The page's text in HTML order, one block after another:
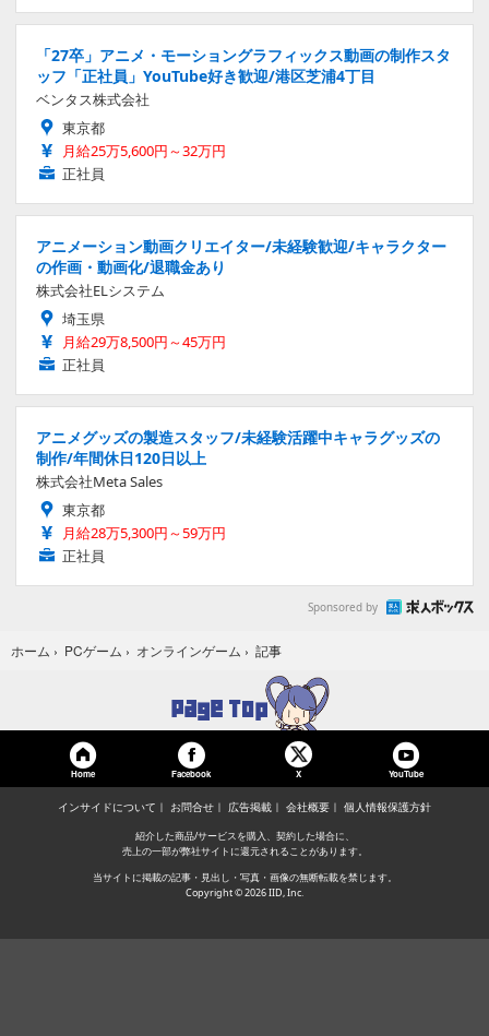
「27卒」アニメ・モーショングラフィックス動画の制作スタ
ッフ「正社員」YouTube好き歓迎/港区芝浦4丁目
ベンタス株式会社
東京都
月給25万5,600円～32万円
正社員
アニメーション動画クリエイター/未経験歓迎/キャラクター
の作画・動画化/退職金あり
株式会社ELシステム
埼玉県
月給29万8,500円～45万円
正社員
アニメグッズの製造スタッフ/未経験活躍中キャラグッズの
制作/年間休日120日以上
株式会社Meta Sales
東京都
月給28万5,300円～59万円
正社員
Sponsored by
ホーム › PCゲーム › オンラインゲーム › 記事
Home Facebook X YouTube
インサイドについて お問合せ 広告掲載 会社概要 個人情報保護方針
紹介した商品/サービスを購入、契約した場合に、
売上の一部が弊社サイトに還元されることがあります。
当サイトに掲載の記事・見出し・写真・画像の無断転載を禁じます。
Copyright © 2026 IID, Inc.